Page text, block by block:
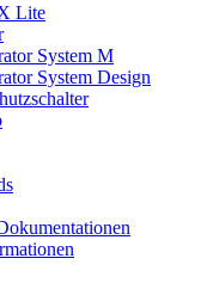
Lite
System M
System Design